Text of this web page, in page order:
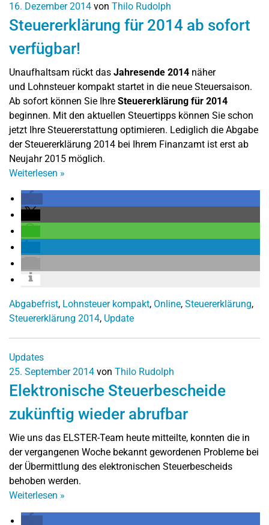
16. Dezember 2014 von Thilo Rudolph
Steuererklärung für 2014 ab sofort
verfügbar!
Unaufhaltsam rückt das Jahresende 2014 näher
und Lohnsteuer kompakt startet in die neue Steuersaison.
Ab sofort können Sie Ihre Steuererklärung für 2014
beginnen. Mit den aktuellen Steuertipps können Sie schon
jetzt Ihre Steuererstattung optimieren. Lediglich die Abgabe
der Steuererklärung 2014 bei Ihrem Finanzamt ist erst ab
Neujahr 2015 möglich.
Weiterlesen »
Abgabefrist, Lohnsteuer kompakt, Online, Steuererklärung,
Steuererklärung 2014, Update
Updates
25. September 2014 von Thilo Rudolph
Elektronische Steuerbescheide
zukünftig wieder abrufbar
Wie uns das ELSTER-Team heute mitteilte, konnten die in
der vergangenen Woche bekannt gewordenen Probleme bei
der Übermittlung des elektronischen Steuerbescheids
behoben werden.
Weiterlesen »